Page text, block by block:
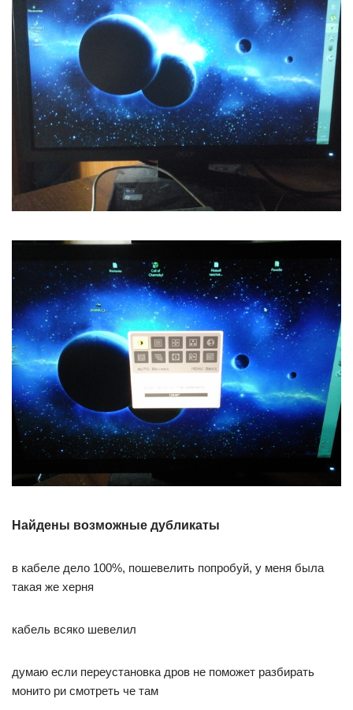
Найдены возможные дубликаты
в кабеле дело 100%, пошевелить попробуй, у меня была
такая же херня
кабель всяко шевелил
думаю если переустановка дров не поможет разбирать
монито ри смотреть че там